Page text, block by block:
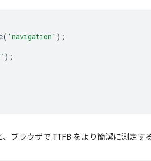
( 'navigation' );
` );
ブラウザで TTFB をより簡潔に測定す